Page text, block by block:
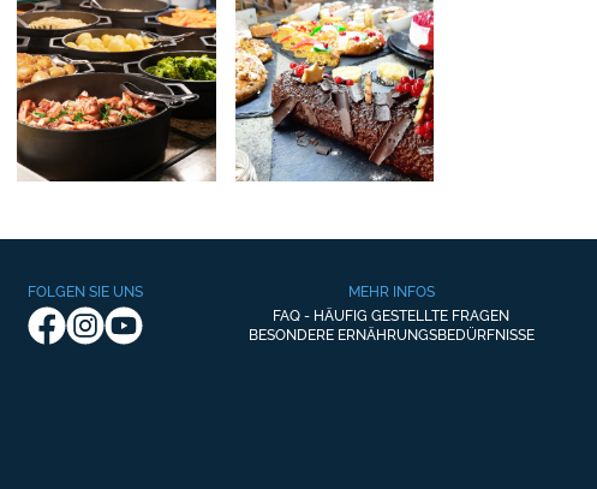
FOLGEN SIE UNS
MEHR INFOS
FAQ - HÄUFIG GESTELLTE FRAGEN
BESONDERE ERNÄHRUNGSBEDÜRFNISSE